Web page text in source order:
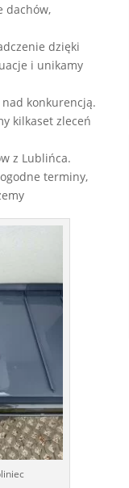
dachów,
dzięki
i unikamy
konkurencją.
kilkaset zleceń
z Lublińca.
terminy,